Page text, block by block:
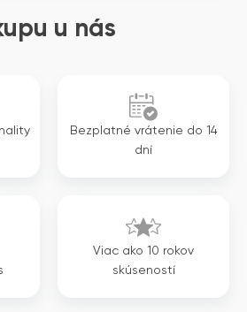
u nás
Bezplatné vrátenie do 14
dní
Viac ako 10 rokov
skúseností